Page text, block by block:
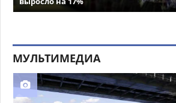
МУЛЬТИМЕДИА